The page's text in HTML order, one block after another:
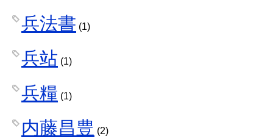
兵法書 (1)
兵站 (1)
兵糧 (1)
内藤昌豊 (2)